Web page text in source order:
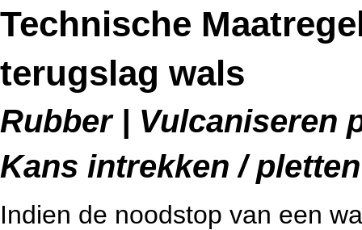
Technische
terugslag wals
Rubber | Vulcaniseren
Kans intrekken / pletten
Indien de noodstop van een